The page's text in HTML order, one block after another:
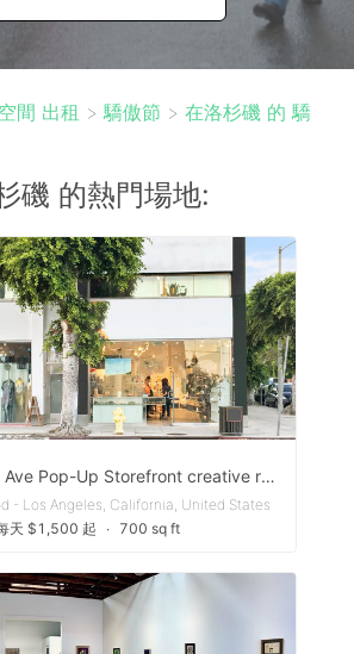
間 出租 >驕傲節 > 在洛杉磯 的 驕
磯 的熱門場地:
Prime Melrose Ave Pop-Up Storefront creative retail store busy intersection
- Los Angeles, California, United States
天 $1,500 起
∙ 700 sq ft